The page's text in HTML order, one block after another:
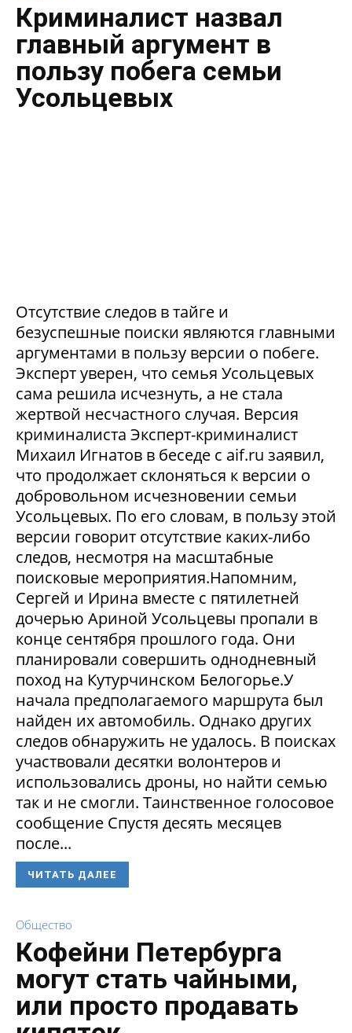
Криминалист назвал
главный аргумент в
пользу побега семьи
Усольцевых
Отсутствие следов в тайге и
безуспешные поиски являются главными
аргументами в пользу версии о побеге.
Эксперт уверен, что семья Усольцевых
сама решила исчезнуть, а не стала
жертвой несчастного случая. Версия
криминалиста Эксперт-криминалист
Михаил Игнатов в беседе с aif.ru заявил,
что продолжает склоняться к версии о
добровольном исчезновении семьи
Усольцевых. По его словам, в пользу этой
версии говорит отсутствие каких-либо
следов, несмотря на масштабные
поисковые мероприятия.Напомним,
Сергей и Ирина вместе с пятилетней
дочерью Ариной Усольцевы пропали в
конце сентября прошлого года. Они
планировали совершить однодневный
поход на Кутурчинском Белогорье.У
начала предполагаемого маршрута был
найден их автомобиль. Однако других
следов обнаружить не удалось. В поисках
участвовали десятки волонтеров и
использовались дроны, но найти семью
так и не смогли. Таинственное голосовое
сообщение Спустя десять месяцев
после...
ЧИТАТЬ ДАЛЕЕ
Общество
Кофейни Петербурга
могут стать чайными,
или просто продавать